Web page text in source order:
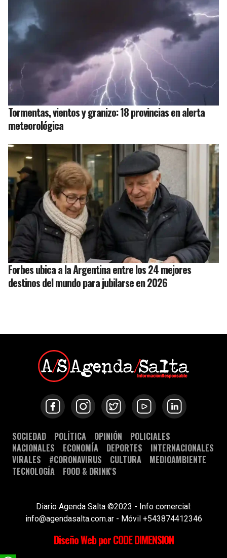
Tormentas, vientos y granizo: 18 provincias en alerta
meteorológica
Forbes ubica a la Argentina entre los 24 mejores
destinos del mundo para jubilarse en 2026
SOCIEDAD POLÍTICA OPINIÓN
POLICIALES
NACIONALES
ECONOMÍA DEPORTES
INTERNACIONALES
VIRALES
#CORONAVIRUS CULTURA
MEDIOAMBIENTE
TECNOLOGÍA
FOOD & DRINK'S
Diario Agenda Salta ©2023 - Info comercial:
info@agendasalta.com.ar - Móvil +543874412346
Diseño Web por CODE DIMENSION